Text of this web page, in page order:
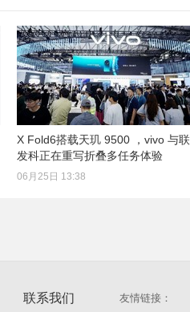
X Fold6搭载天玑 9500 ，vivo 与联
发科正在重写折叠多任务体验
06月25日 13:38
联系我们 友情链接：